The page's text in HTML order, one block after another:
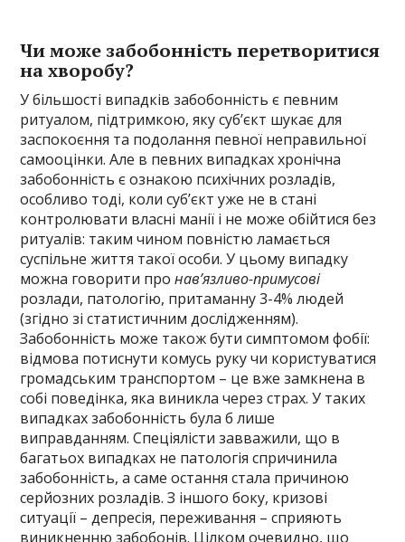
Чи може забобонність перетворитися
на хворобу?
У більшості випадків забобонність є певним
ритуалом, підтримкою, яку суб’єкт шукає для
заспокоєння та подолання певної неправильної
самооцінки. Але в певних випадках хронічна
забобонність є ознакою психічних розладів,
особливо тоді, коли суб’єкт уже не в стані
контролювати власні манії і не може обійтися без
ритуалів: таким чином повністю ламається
суспільне життя такої особи. У цьому випадку
можна говорити пронав’язливо-примусові
розлади, патологію, притаманну 3-4% людей
(згідно зі статистичним дослідженням).
Забобонність може також бути симптомом фобії:
відмова потиснути комусь руку чи користуватися
громадським транспортом – це вже замкнена в
собі поведінка, яка виникла через страх. У таких
випадках забобонність була б лише
виправданням. Спеціялісти завважили, що в
багатьох випадках не патологія спричинила
забобонність, а саме остання стала причиною
серйозних розладів. З іншого боку, кризові
ситуації – депресія, переживання – сприяють
виникненню забобонів. Цілком очевидно, що